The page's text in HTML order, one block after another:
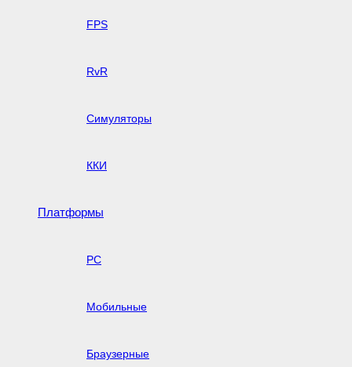
FPS
RvR
Симуляторы
ККИ
Платформы
PC
Мобильные
Браузерные